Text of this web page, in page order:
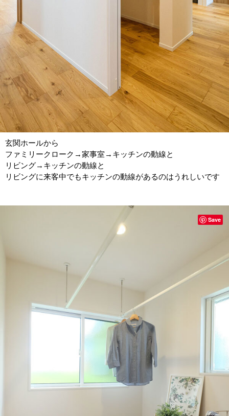
玄関ホールから
ファミリークローク→家事室→キッチンの動線と
リビング→キッチンの動線と
リビングに来客中でもキッチンの動線があるのはうれしいです
Save